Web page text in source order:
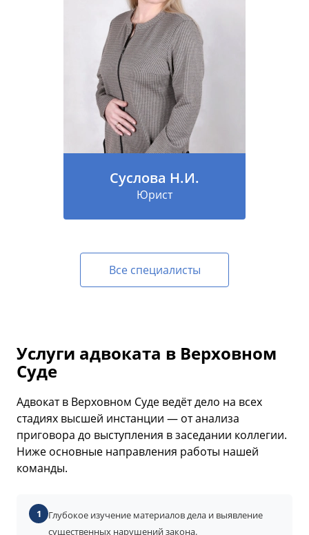
Суслова Н.И.
Юрист
Все специалисты
Услуги адвоката в Верховном
Суде
Адвокат в Верховном Суде ведёт дело на всех
стадиях высшей инстанции — от анализа
приговора до выступления в заседании коллегии.
Ниже основные направления работы нашей
команды.
1
Глубокое изучение материалов дела и выявление
существенных нарушений закона.